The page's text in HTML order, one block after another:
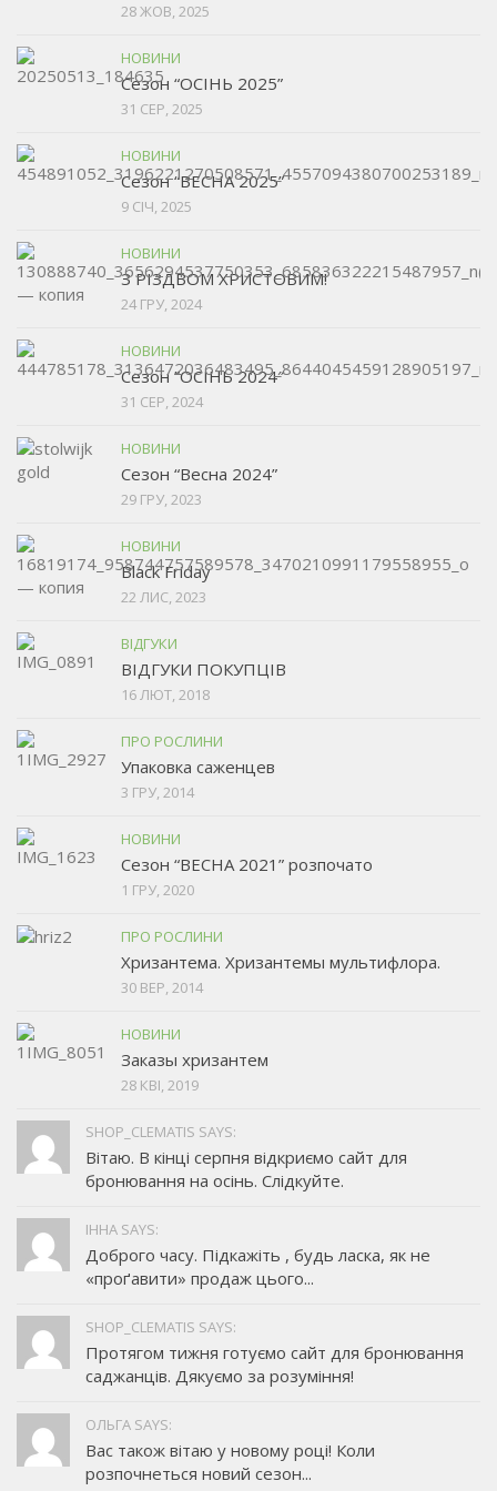
28 ЖОВ, 2025
НОВИНИ
Сезон “ОСІНЬ 2025”
31 СЕР, 2025
НОВИНИ
Сезон “ВЕСНА 2025”
9 СІЧ, 2025
НОВИНИ
З РІЗДВОМ ХРИСТОВИМ!
24 ГРУ, 2024
НОВИНИ
Сезон ”ОСІНЬ 2024″
31 СЕР, 2024
НОВИНИ
Сезон “Весна 2024”
29 ГРУ, 2023
НОВИНИ
Black Friday
22 ЛИС, 2023
ВІДГУКИ
ВІДГУКИ ПОКУПЦІВ
16 ЛЮТ, 2018
ПРО РОСЛИНИ
Упаковка саженцев
3 ГРУ, 2014
НОВИНИ
Сезон “ВЕСНА 2021” розпочато
1 ГРУ, 2020
ПРО РОСЛИНИ
Хризантема. Хризантемы мультифлора.
30 ВЕР, 2014
НОВИНИ
Заказы хризантем
28 КВІ, 2019
SHOP_CLEMATIS SAYS:
Вітаю. В кінці серпня відкриємо сайт для
бронювання на осінь. Слідкуйте.
ІННА SAYS:
Доброго часу. Підкажіть , будь ласка, як не
«проґавити» продаж цього...
SHOP_CLEMATIS SAYS:
Протягом тижня готуємо сайт для бронювання
саджанців. Дякуємо за розуміння!
ОЛЬГА SAYS:
Вас також вітаю у новому році! Коли
розпочнеться новий сезон...